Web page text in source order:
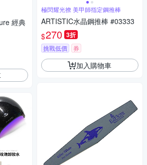
典
極閃耀光撩 美甲師指定鋼推棒
ARTISTIC水晶鋼推棒 #03333
$270 3折
挑戰低價 券
加入購物車